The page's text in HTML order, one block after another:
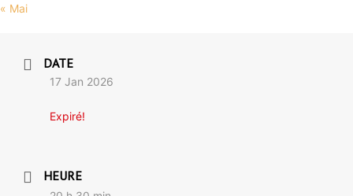
« Mai
DATE
17 Jan 2026
Expiré!
HEURE